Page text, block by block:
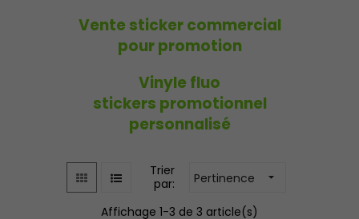
Vente sticker commercial
pour promotion
Vinyle fluo
stickers promotionnel
personnalisé
Trier
par:
Pertinence 
Affichage 1-3 de 3 article(s)